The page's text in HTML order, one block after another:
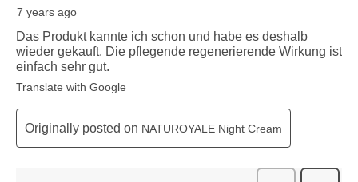
7 years ago
Das Produkt kannte ich schon und habe es deshalb
wieder gekauft. Die pflegende regenerierende Wirkung ist
einfach sehr gut.
Translate with Google
Originally posted on NATUROYALE Night Cream